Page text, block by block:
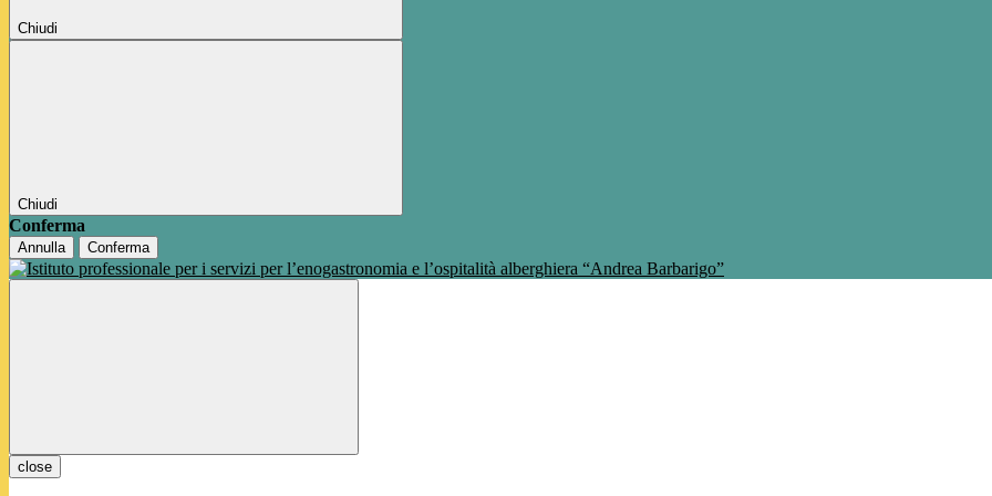
Chiudi
Chiudi
Conferma
Annulla Conferma
close